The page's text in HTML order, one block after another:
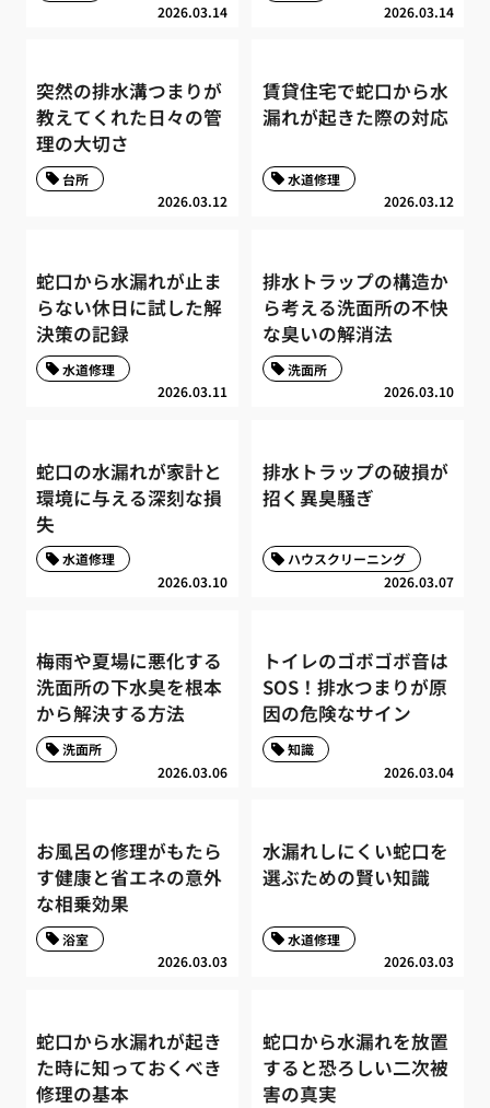
2026.03.14 2026.03.14
突然の排水溝つまりが
教えてくれた日々の管
理の大切さ
2026.03.12
台所
賃貸住宅で蛇口から水
漏れが起きた際の対応
2026.03.12
水道修理
蛇口から水漏れが止ま
らない休日に試した解
決策の記録
2026.03.11
水道修理
排水トラップの構造か
ら考える洗面所の不快
な臭いの解消法
2026.03.10
洗面所
蛇口の水漏れが家計と
環境に与える深刻な損
失
2026.03.10
水道修理
排水トラップの破損が
招く異臭騒ぎ
2026.03.07
ハウスクリーニング
梅雨や夏場に悪化する
洗面所の下水臭を根本
から解決する方法
2026.03.06
洗面所
トイレのゴボゴボ音は
SOS！排水つまりが原
因の危険なサイン
2026.03.04
知識
お風呂の修理がもたら
す健康と省エネの意外
な相乗効果
2026.03.03
浴室
水漏れしにくい蛇口を
選ぶための賢い知識
2026.03.03
水道修理
蛇口から水漏れが起き
た時に知っておくべき
修理の基本
蛇口から水漏れを放置
すると恐ろしい二次被
害の真実